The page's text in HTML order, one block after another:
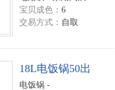
宝贝成色： 6
交易方式： 自取
18L电饭锅50出
电饭锅 -